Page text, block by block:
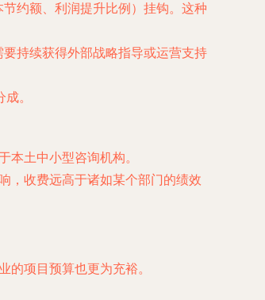
约额、利润提升比例）挂钩。这种
持续获得外部战略指导或运营支持
。
本土中小型咨询机构。
，收费远高于诸如某个部门的绩效
的项目预算也更为充裕。